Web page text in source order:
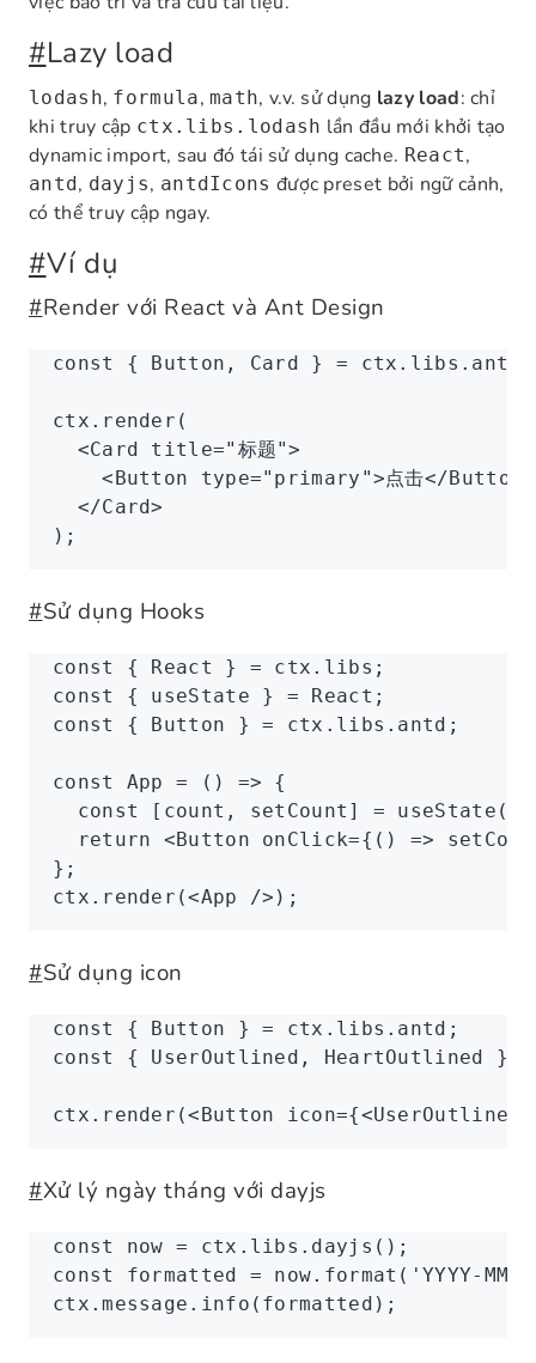
#Lazy load
lodash, formula,math, v.v. sử dụng lazy load: chỉ
khi truy cập ctx.libs.lodash lần đầu mới khởi tạo
dynamic import, sau đó tái sử dụng cache. React,
antd, dayjs, antdIcons được preset bởi ngữ cảnh,
có thể truy cập ngay.
#Ví dụ
#Render với React và Ant Design
const { Button , Card } = ctx . libs .antd;
ctx .render (
  <
Card title="标题">
    <
Button type="primary">点击</Button
  </
Card>
);
#Sử dụng Hooks
const { React } = ctx .libs;
const
{ useState } = React;
const
{ Button } = ctx . libs .antd;
const App = () => {
  const
[ count , setCount ] = useState (
  return
<Button onClick={() =>
};
ctx .render (<App />);
#Sử dụng icon
const { Button } = ctx . libs .antd;
const
{ UserOutlined , HeartOutlined }
ctx .render (<Button icon={<UserOutlined
#Xử lý ngày tháng với dayjs
const now = ctx . libs .dayjs ();
const
formatted = now.format ( 'YYYY-MM-
ctx .message .info (formatted);